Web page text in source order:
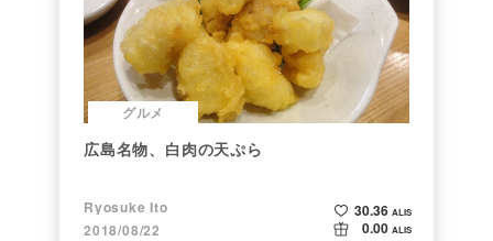
グルメ
広島名物、白肉の天ぷら
Ryosuke Ito
2018/08/22
30.36 ALIS
0.00 ALIS